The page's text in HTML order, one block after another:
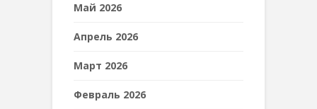
Май 2026
Апрель 2026
Март 2026
Февраль 2026